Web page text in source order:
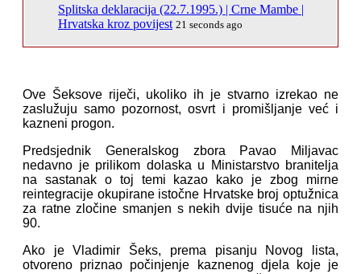
Splitska deklaracija (22.7.1995.) | Crne Mambe |
Hrvatska kroz povijest 21 seconds ago
Ove Šeksove riječi, ukoliko ih je stvarno izrekao ne
zaslužuju samo pozornost, osvrt i promišljanje već i
kazneni progon.
Predsjednik Generalskog zbora Pavao Miljavac
nedavno je prilikom dolaska u Ministarstvo branitelja
na sastanak o toj temi kazao kako je zbog mirne
reintegracije okupirane istočne Hrvatske broj optužnica
za ratne zločine smanjen s nekih dvije tisuće na njih
90.
Ako je Vladimir Šeks, prema pisanju Novog lista,
otvoreno priznao počinjenje kaznenog djela koje je